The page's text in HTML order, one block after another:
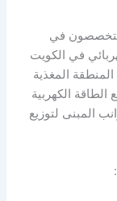
متخصصون في
في الكويت
المغذية
الطاقة الكهربية
المبنى لتوزيع